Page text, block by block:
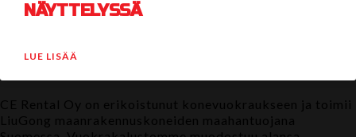
NÄYTTELYSSÄ
LUE LISÄÄ
CE Rental Oy on erikoistunut konevuokraukseen ja toimii
LiuGong maanrakennuskoneiden maahantuojana